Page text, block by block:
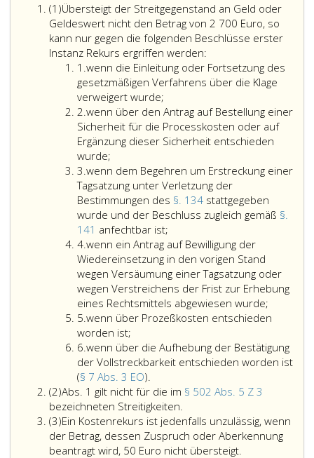
(1)Absatz
eins
Übersteigt der Streitgegenstand an Geld oder
Geldeswert nicht den Betrag von 2 700 Euro, so
kann nur gegen die folgenden Beschlüsse erster
Instanz Rekurs ergriffen werden:
1.Ziffer
eins
wenn die Einleitung oder Fortsetzung des
gesetzmäßigen Verfahrens über die Klage
verweigert wurde;
2.Ziffer
2
wenn über den Antrag auf Bestellung einer
Sicherheit für die Processkosten oder auf
Ergänzung dieser Sicherheit entschieden
wurde;
3.Ziffer
3
wenn dem Begehren um Erstreckung einer
Tagsatzung unter Verletzung der
Bestimmungen des §. 134 stattgegeben
wurde und der Beschluss zugleich gemäß §.
141 anfechtbar ist;
dem
Begehren
um
Erstreckung
einer
Tagsatzung
Verletzung
der
des
Paragraph
134,
stattgegeben
wurde
4.Ziffer
4
wenn ein Antrag auf Bewilligung der
Wiedereinsetzung in den vorigen Stand
wegen Versäumung einer Tagsatzung oder
wegen Verstreichens der Frist zur Erhebung
eines Rechtsmittels abgewiesen wurde;
5.Ziffer
5
wenn über Prozeßkosten entschieden
worden ist;
6.Ziffer
6
wenn über die Aufhebung der Bestätigung
der Vollstreckbarkeit entschieden worden ist
(§ 7 Abs. 3 EO).
über
die
Aufhebung
der
Bestätigung
(2)Absatz
2
Abs. 1 gilt nicht für die im § 502 Abs. 5 Z 3
bezeichneten Streitigkeiten.
eins,
gilt
nicht
(3)Absatz
3
Ein Kostenrekurs ist jedenfalls unzulässig, wenn
der Betrag, dessen Zuspruch oder Aberkennung
beantragt wird, 50 Euro nicht übersteigt.